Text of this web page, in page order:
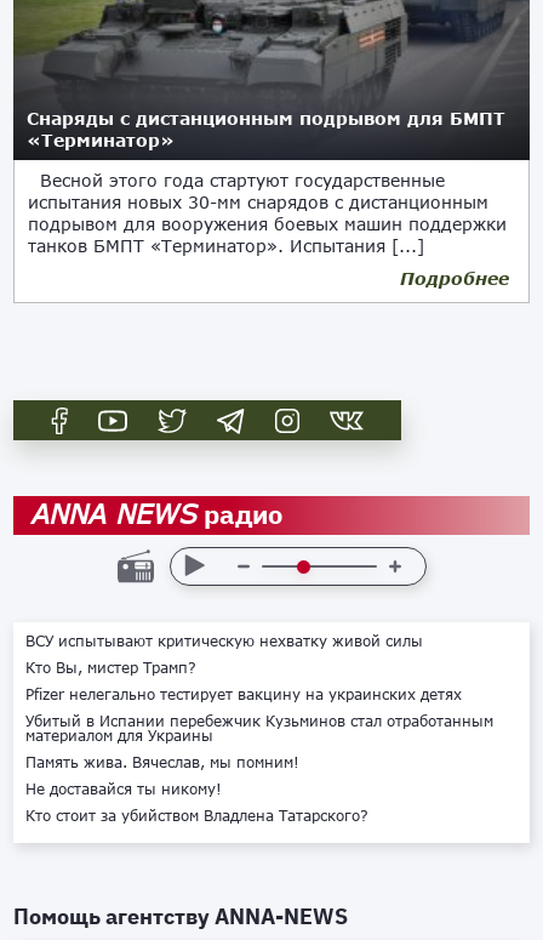
Снаряды с дистанционным подрывом для БМПТ
«Терминатор»
Весной этого года стартуют государственные
испытания новых 30-мм снарядов с дистанционным
подрывом для вооружения боевых машин поддержки
танков БМПТ «Терминатор». Испытания [...]
Подробнее
ANNA NEWSрадио
ВСУ испытывают критическую нехватку живой силы
Кто Вы, мистер Трамп?
Pfizer нелегально тестирует вакцину на украинских детях
Убитый в Испании перебежчик Кузьминов стал отработанным
материалом для Украины
Память жива. Вячеслав, мы помним!
Не доставайся ты никому!
Кто стоит за убийством Владлена Татарского?
Помощь агентствуANNA-NEWS